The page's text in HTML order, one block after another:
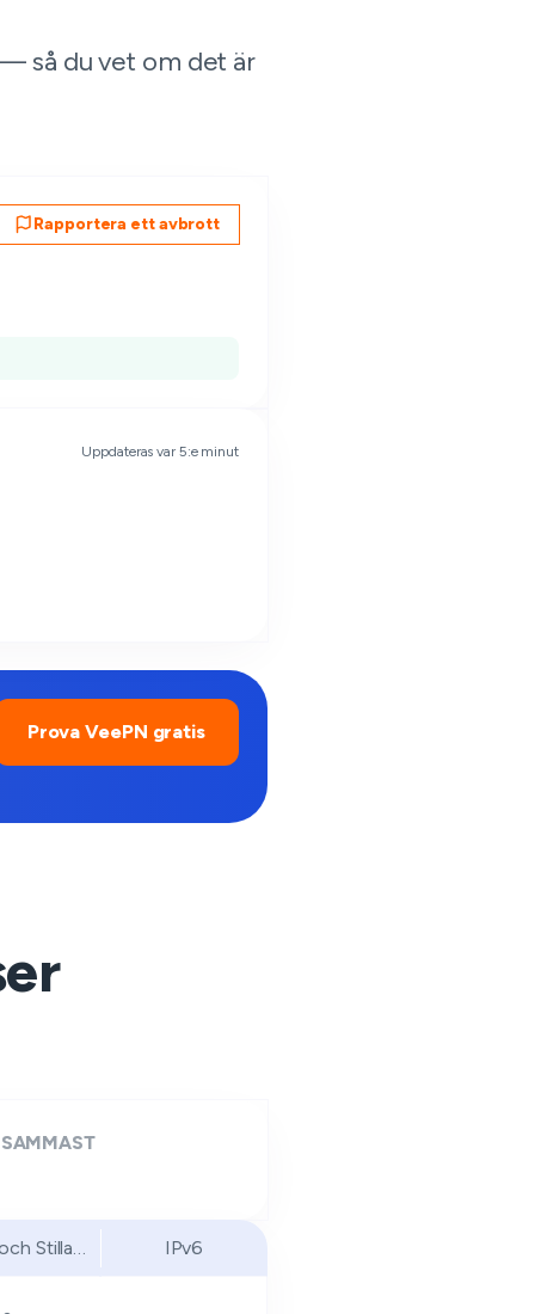
så du vet om det är
Rapportera ett avbrott
Uppdateras var 5:e minut
Prova VeePN gratis
StillahavsområdetIPv6